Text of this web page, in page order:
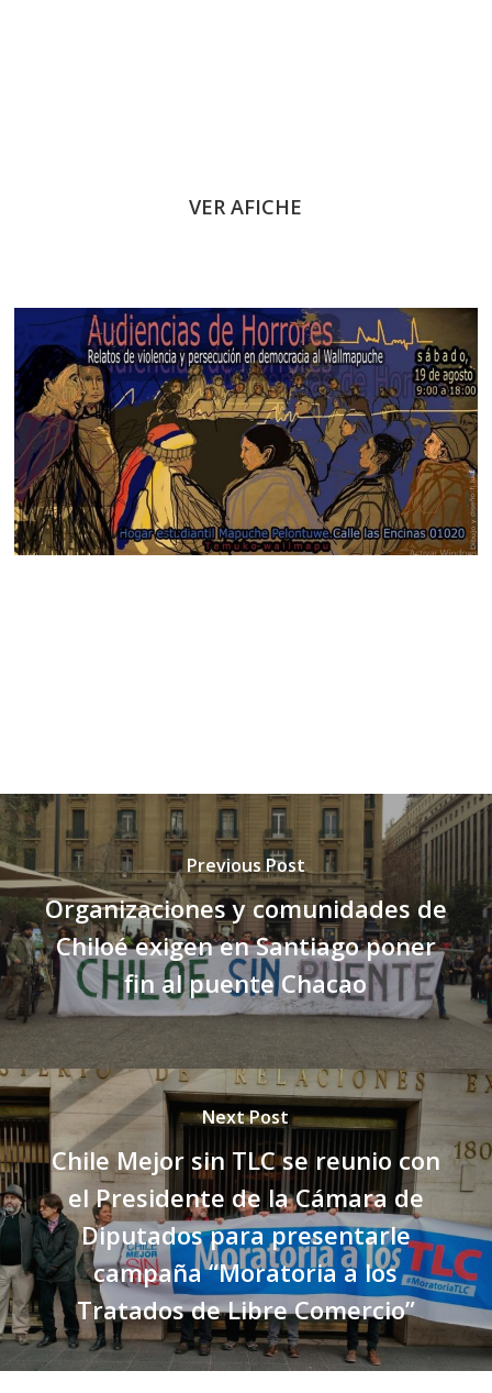
VER AFICHE
Previous Post
Organizaciones y comunidades de
Chiloé exigen en Santiago poner
fin al puente Chacao
Next Post
Chile Mejor sin TLC se reunio con
el Presidente de la Cámara de
Diputados para presentarle
campaña “Moratoria a los
Tratados de Libre Comercio”